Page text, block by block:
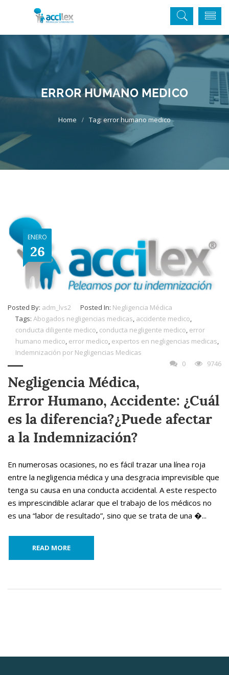
ERROR HUMANO MEDICO
Tag: error humano medico
ENERO
26
Posted By: adm_lvs2 Posted In: Negligencia Médica
Tags: Abogados negligencias medicas, accidente medico,
conducta diligente medico, conducta negligente medico, error
humano medico, error medico, expertos en negligencias medicas,
Indemnización por Negligencias Medicas
0
9746
Negligencia Médica,
Error Humano, Accidente: ¿Cuál
es la diferencia?¿Puede afectar
a la Indemnización?
En numerosas ocasiones, no es fácil trazar una línea roja
entre la negligencia médica y una desgracia imprevisible que
tenga su causa en una conducta accidental. A este respecto
es imprescindible aclarar que el trabajo de los médicos no
es una “labor de resultado”, sino que se trata de una �...
READ MORE